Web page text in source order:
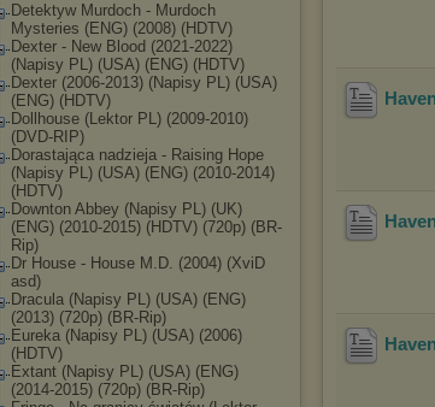
Detektyw Murdoch - Murdoch
Mysteries (ENG) (2008) (HDTV)
Dexter - New Blood (2021-2022)
(Napisy PL) (USA) (ENG) (HDTV)
Dexter (2006-2013) (Napisy PL) (USA)
(ENG) (HDTV)
Dollhouse (Lektor PL) (2009-2010)
(DVD-RIP)
Dorastająca nadzieja - Raising Hope
(Napisy PL) (USA) (ENG) (2010-2014)
(HDTV)
Downton Abbey (Napisy PL) (UK)
(ENG) (2010-2015) (HDTV) (720p) (BR-
Rip)
Dr House - House M.D. (2004) (XviD
asd)
Dracula (Napisy PL) (USA) (ENG)
(2013) (720p) (BR-Rip)
Eureka (Napisy PL) (USA) (2006)
(HDTV)
Extant (Napisy PL) (USA) (ENG)
(2014-2015) (720p) (BR-Rip)